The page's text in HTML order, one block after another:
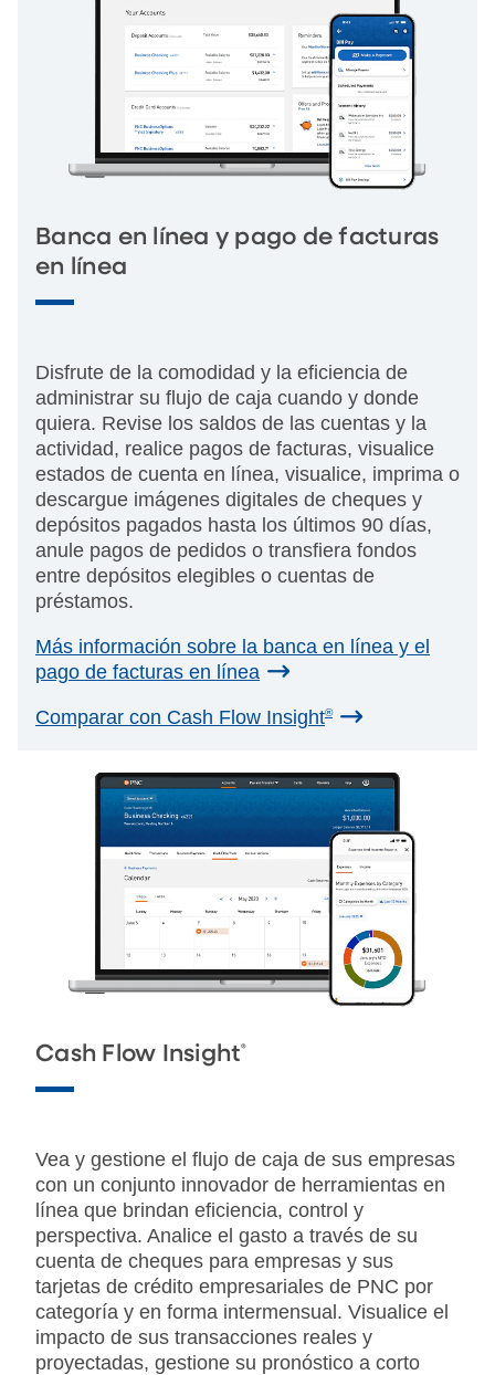
Banca en línea y pago de facturas
en línea
Disfrute de la comodidad y la eficiencia de
administrar su flujo de caja cuando y donde
quiera. Revise los saldos de las cuentas y la
actividad, realice pagos de facturas, visualice
estados de cuenta en línea, visualice, imprima o
descargue imágenes digitales de cheques y
depósitos pagados hasta los últimos 90 días,
anule pagos de pedidos o transfiera fondos
entre depósitos elegibles o cuentas de
préstamos.
Más información sobre la banca en línea y el
pago de facturas en línea
Comparar con Cash Flow Insight®
Cash Flow Insight®
Vea y gestione el flujo de caja de sus empresas
con un conjunto innovador de herramientas en
línea que brindan eficiencia, control y
perspectiva. Analice el gasto a través de su
cuenta de cheques para empresas y sus
tarjetas de crédito empresariales de PNC por
categoría y en forma intermensual. Visualice el
impacto de sus transacciones reales y
proyectadas, gestione su pronóstico a corto